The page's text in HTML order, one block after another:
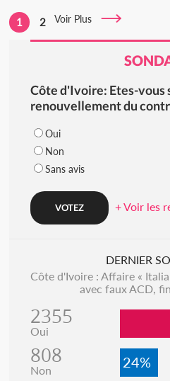
1 2 Voir Plus
Côte d'Ivoire: Etes-vous
renouvellement du
Oui
Non
Sans avis
+ Voir les
DERNIER
Côte d'Ivoire : Affaire «
avec faux ACD,
2355
Oui
808
Non 24%